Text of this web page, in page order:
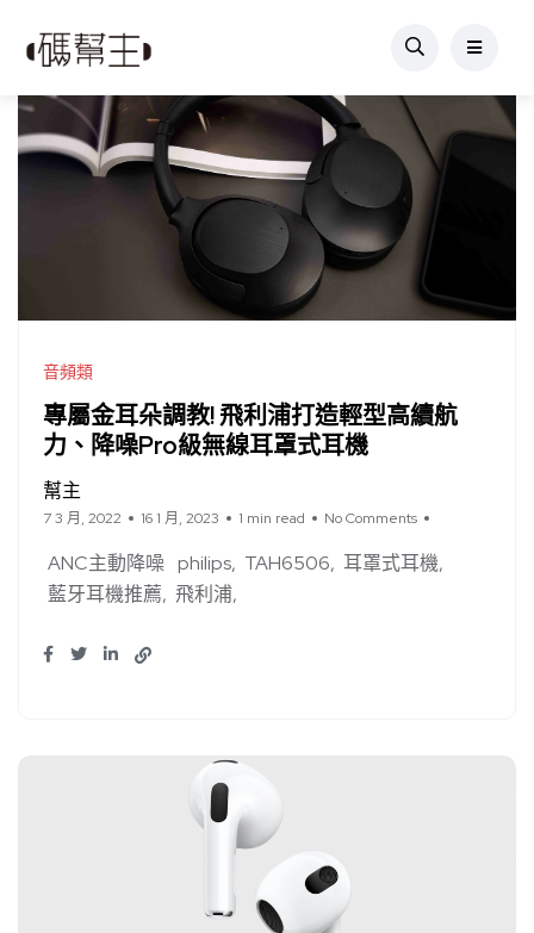
音頻類
專屬金耳朵調教! 飛利浦打造輕型高續航
力、降噪Pro級無線耳罩式耳機
幫主
7 3 月, 2022 16 1 月, 2023 1 min read No Comments
ANC主動降噪 philips TAH6506 耳罩式耳機
藍牙耳機推薦 飛利浦